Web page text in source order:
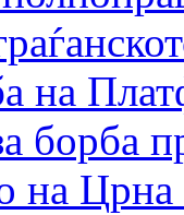
на
борба
на Црна